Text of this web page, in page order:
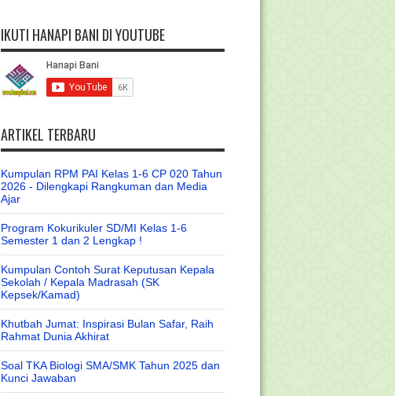
IKUTI HANAPI BANI DI YOUTUBE
ARTIKEL TERBARU
Kumpulan RPM PAI Kelas 1-6 CP 020 Tahun
2026 - Dilengkapi Rangkuman dan Media
Ajar
Program Kokurikuler SD/MI Kelas 1-6
Semester 1 dan 2 Lengkap !
Kumpulan Contoh Surat Keputusan Kepala
Sekolah / Kepala Madrasah (SK
Kepsek/Kamad)
Khutbah Jumat: Inspirasi Bulan Safar, Raih
Rahmat Dunia Akhirat
Soal TKA Biologi SMA/SMK Tahun 2025 dan
Kunci Jawaban